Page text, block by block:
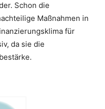
Schon die
Maßnahmen in
für
da sie die